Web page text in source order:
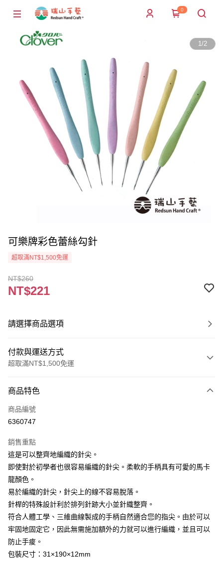
0
1/2
可樂牌彩色蕾絲勾針
超取滿NT$1,500免運
NT$260
NT$221
請選擇商品選項
付款與運送方式
超取滿NT$1,500免運
信用卡一次付款
超商取貨付款
街口支付
悠遊付
運送方式
每筆NT$60，滿NT$1,500(含以上)免運費
付款後全家取貨
每筆NT$60，滿NT$1,500(含以上)免運費
商品特色
商品編號
6360747
銷售重點
這是可以整齊地編織的針尖。
即使對於初學者也很容易編織的針尖。柔軟的手柄具有可愛的馬卡
龍顏色。
易於編織的針尖，針尖上的線不容易脫落。
針桿的特殊設計利於排列針跡大小並針織整齊。
符合人體工學、三維曲線製成的手柄自然適合您的指尖。由於可以
牢固地固定它，因此無需施加額外的力就可以進行編織，並且可以
防止手痠。
包裝尺寸：31×190×12mm